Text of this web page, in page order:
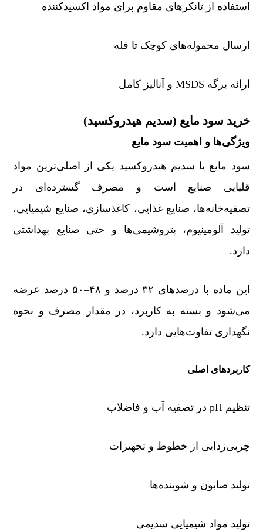
استفاده از تانکرهای مقاوم برای مواد اکسیدکننده
ارسال محموله‌های کوچک تا فله
ارائه برگه MSDS و آنالیز کامل
خرید سود مایع (سدیم هیدروکسید)
ویژگی‌ها و اهمیت سود مایع
سود مایع یا سدیم هیدروکسید یکی از اصلی‌ترین مواد
قلیایی صنایع است و مصرف گسترده‌ای در
تصفیه‌خانه‌ها، صنایع غذایی، کاغذسازی، صنایع شیمیایی،
تولید آلومینیوم، پتروشیمی‌ها و حتی صنایع بهداشتی
دارد.
این ماده با درصدهای ۳۲ درصد و ۴۸–۵۰ درصد عرضه
می‌شود و بسته به کاربرد، در مقدار مصرف و نحوه
نگهداری تفاوت‌هایی دارد.
کاربردهای اصلی
تنظیم pH در تصفیه آب و فاضلاب
چربی‌زدایی از خطوط و تجهیزات
تولید صابون و شوینده‌ها
تولید مواد شیمیایی سدیمی